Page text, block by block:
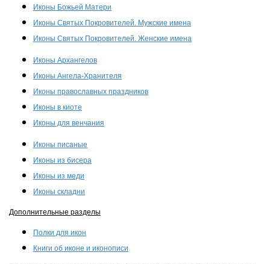
Иконы Божьей Матери
Иконы Святых Покровителей. Мужские имена
Иконы Святых Покровителей. Женские имена
Иконы Архангелов
Иконы Ангела-Хранителя
Иконы православных праздников
Иконы в киоте
Иконы для венчания
Иконы писаные
Иконы из бисера
Иконы из меди
Иконы складни
Дополнительные разделы
Полки для икон
Книги об иконе и иконописи